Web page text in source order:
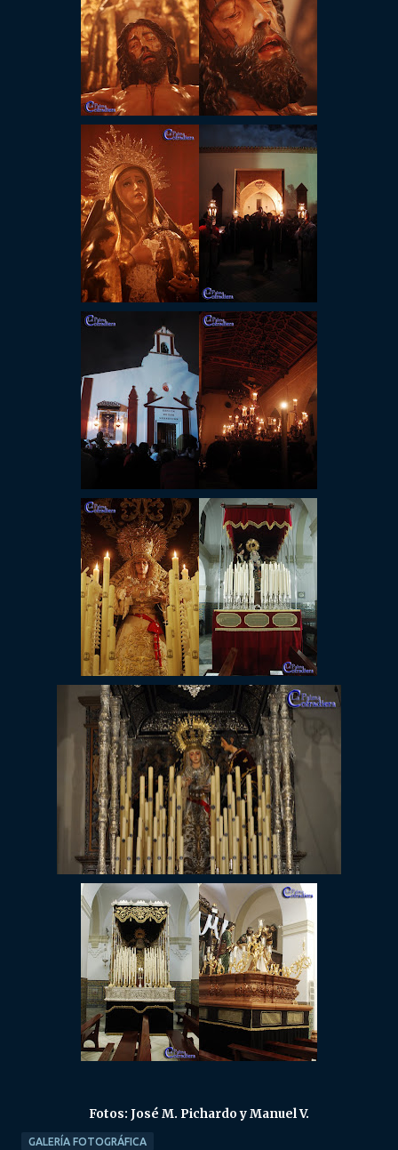
Fotos: José M. Pichardo y Manuel V.
GALERÍA FOTOGRÁFICA